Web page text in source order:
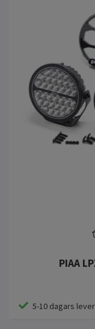
PIAA
5-10 dagars